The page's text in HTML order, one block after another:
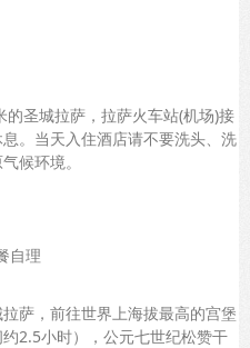
圣城拉萨，拉萨火车站(机场)接
。当天入住酒店请不要洗头、洗
候环境。
自理
萨，前往世界上海拔最高的宫堡
2.5小时），公元七世纪松赞干